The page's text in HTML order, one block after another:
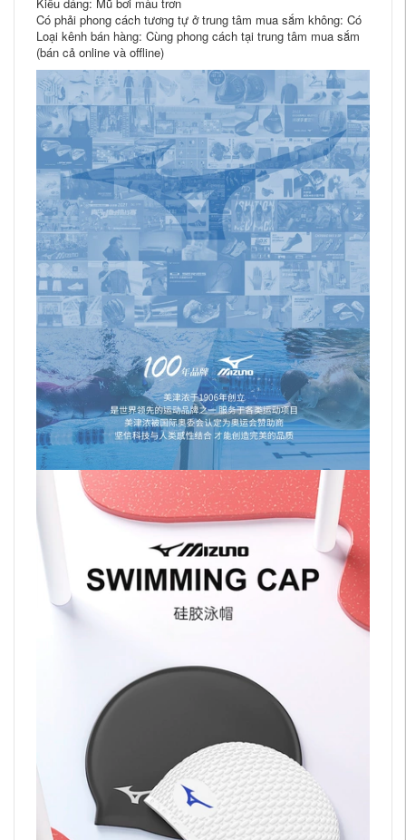
Có phải phong cách tương tự ở trung tâm mua sắm không: Có
Loại kênh bán hàng: Cùng phong cách tại trung tâm mua sắm
(bán cả online và offline)